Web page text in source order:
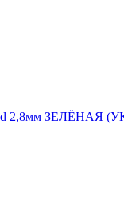
d 2,8мм ЗЕЛЁНАЯ